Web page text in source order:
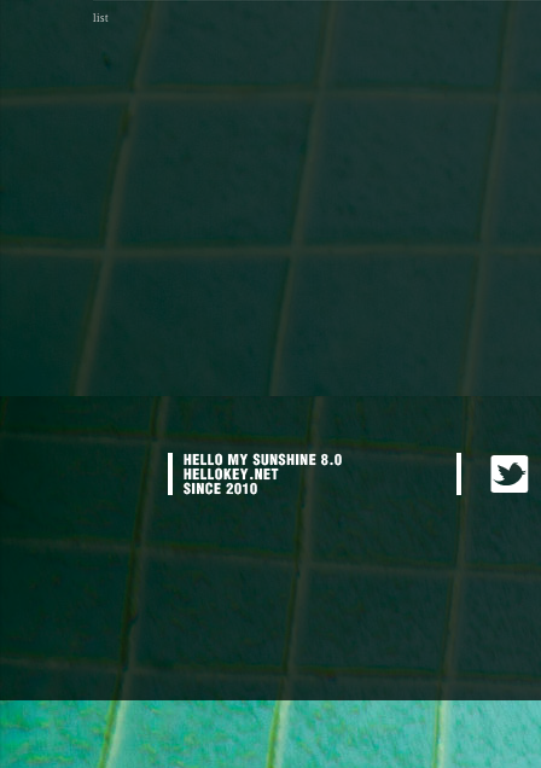
list